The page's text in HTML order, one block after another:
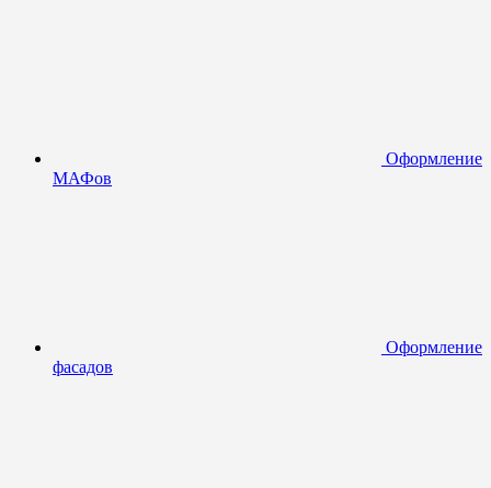
Оформление
МАФов
Оформление
фасадов